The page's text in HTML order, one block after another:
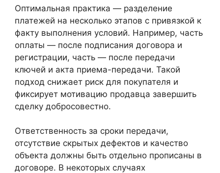
Оптимальная практика — разделение
платежей на несколько этапов с привязкой к
факту выполнения условий. Например, часть
оплаты — после подписания договора и
регистрации, часть — после передачи
ключей и акта приема-передачи. Такой
подход снижает риск для покупателя и
фиксирует мотивацию продавца завершить
сделку добросовестно.
Ответственность за сроки передачи,
отсутствие скрытых дефектов и качество
объекта должны быть отдельно прописаны в
договоре. В некоторых случаях